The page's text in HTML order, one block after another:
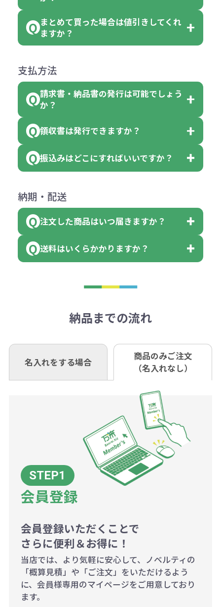
但し、ロゴなど名入れ印刷をされる
費用）
色指定できる商品に付きましては商
品詳細の購入の所で色が選べるよう
になっております。
クエアトート」を300個注文した場
クエアトート」は10個単位でしたら
色を指定出来るので、ピンクを100
個、ブルーを90個、イエローを110
【色指定の仕方】
に必要な個数を入力ください。
※10個単位など購入できる単位が決
はまらない数を入力すると、アラー
アラートに従って数を調整してくだ
●初期不良または不良品（破損、故
障）の場合
合
●名入れ、オリジナルの内容が異な
っていた場合
または返金にて対応させていただき
ます。
その際不良品については送料着払い
ください。
（商品の状態により、対応が変わる
※不良商品をご返却いただけない場
います。あらかじめご了承くださ
※不良商品は商品到着後7営業日以
お問合せ先
0120-979-907
AM10:00～PM5:00（土・日・祝日を
名入れありの場合の代金の計算方法
は下記の通りです。
計算例：
＜1色印刷の場合＞
（提供価格（商品代）+名入れ費用
（印刷代））×枚数+製版代
（提供価格（商品代）+名入れ費用
×色数
※例えば2色印刷の場合には、名入
れ費用が2倍、製版代が2倍必要で
相談下さい。
なお、印刷代はボリュームディスカ
同じ版で多くの数量を印刷すると、1
個当たりの印刷代単価がお安くなり
一方、数量が少なく一定数に満たな
い場合は、単価計算ではなく、印刷
代の基本料金を一式頂戴する場合が
ございます。
ボリュームディスカウントの計算は
商品や印刷方法によって異なります
ので、予めご了承ください。
例：200個未満（1式：18,000円）
200個~499個の場合：42円（1個
当たり）
500個~999個の場合：35円（1個
まとめて買った場合は値引きしてくれ
ますか？
商品によりますが、お見積もりさせ
ていただきます。
見積もりサポートから個別でお問い
支払方法
請求書・納品書の発行は可能でしょう
か？
会員様はマイページより各種帳票の
ダウンロードが可能です。
詳しくはこちらはご確認ください。
領収書のダウンロード
領収書は発行できますか？
会員様はマイページより各種帳票の
詳しくはこちらはご確認ください。
領収書のダウンロード
振込みはどこにすればいいですか？
下記口座にお願いします。
■三菱UFJ銀行
小田井支店（おたいしてん）
■ゆうちょ銀行（振替口座）
口座名 株式会社モノベーション
※振り込み手数料はお客さま負担と
なりますのでご注意ください。
納期・配送
注文した商品はいつ届きますか？
既製品の場合、ご入金確認後3営業
ご入金確認後約3週間となります。
定しているものもあります。
あれば、午前中までにご注文とご入
金いただければ翌日着でお送りする
お急ぎの場合、ご相談ください。最
大限努力いたします。
送料はいくらかかりますか？
き別途申し受けます。
も複数ヶ所への納品の場合、別途送
料頂戴する場合がございます。
詳細はこちらご確認ください。
納品までの流れ
名入れをする場合
商品のみご注文
（名入れなし）
会員登録
会員登録いただくことで
さらに便利＆お得に！
当店では、より気軽に安心して、ノベルティの
「概算見積」や「ご注文」をいただけるよう
に、会員様専用のマイページをご用意しており
ます。